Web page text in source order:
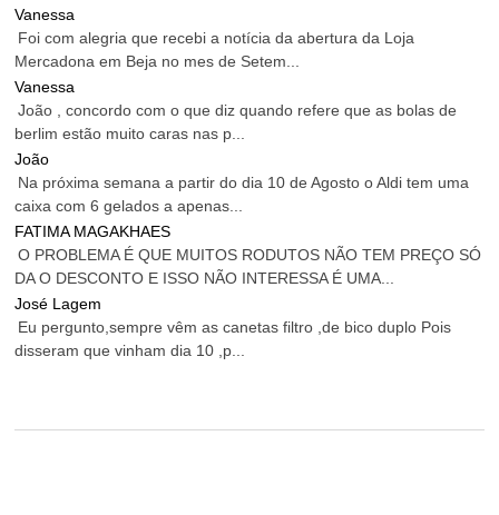
Vanessa
Foi com alegria que recebi a notícia da abertura da Loja
Mercadona em Beja no mes de Setem...
Vanessa
João , concordo com o que diz quando refere que as bolas de
berlim estão muito caras nas p...
João
Na próxima semana a partir do dia 10 de Agosto o Aldi tem uma
caixa com 6 gelados a apenas...
FATIMA MAGAKHAES
O PROBLEMA É QUE MUITOS RODUTOS NÃO TEM PREÇO SÓ
DA O DESCONTO E ISSO NÃO INTERESSA É UMA...
José Lagem
Eu pergunto,sempre vêm as canetas filtro ,de bico duplo Pois
disseram que vinham dia 10 ,p...